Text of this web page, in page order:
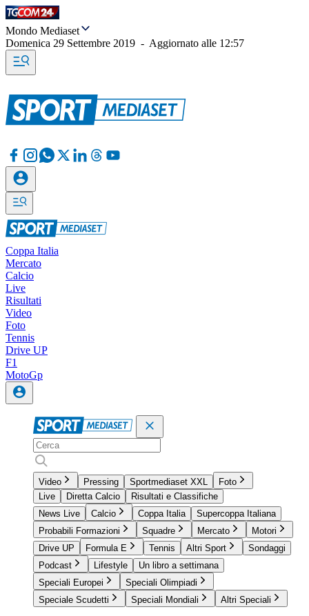
Mondo Mediaset
Domenica 29 Settembre 2019 - Aggiornato alle 12:57
Coppa Italia
Mercato
Calcio
Live
Risultati
Video
Foto
Tennis
Drive UP
F1
MotoGp
Video Pressing Sportmediaset XXL
Foto
Live
Diretta Calcio
Risultati e Classifiche
News Live
Calcio Coppa Italia
Supercoppa Italiana
Probabili Formazioni
Squadre Mercato
Motori
Drive UP
Formula E Tennis Altri Sport
Sondaggi
Podcast
Lifestyle
Un libro a settimana
Speciali Europei
Speciali Olimpiadi
Speciale Scudetti
Speciali Mondiali Altri Speciali